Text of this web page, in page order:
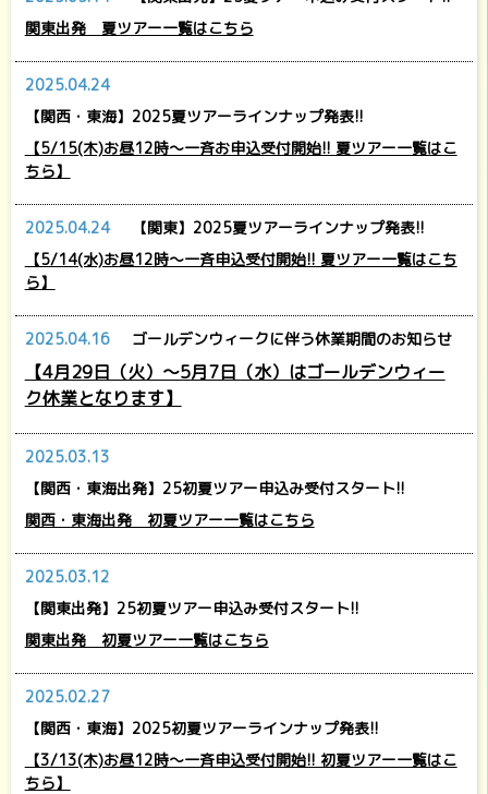
関東出発 夏ツアー一覧はこちら
2025.04.24
【関西・東海】2025夏ツアーラインナップ発表!!
【5/15(木)お昼12時～一斉お申込受付開始!! 夏ツアー一覧はこ
ちら】
2025.04.24
【関東】2025夏ツアーラインナップ発表!!
【5/14(水)お昼12時～一斉申込受付開始!! 夏ツアー一覧はこち
ら】
2025.04.16 ゴールデンウィークに伴う休業期間のお知らせ
【4月29日（火）～5月7日（水）はゴールデンウィー
ク休業となります】
2025.03.13
【関西・東海出発】25初夏ツアー申込み受付スタート!!
関西・東海出発 初夏ツアー一覧はこちら
2025.03.12
【関東出発】25初夏ツアー申込み受付スタート!!
関東出発 初夏ツアー一覧はこちら
2025.02.27
【関西・東海】2025初夏ツアーラインナップ発表!!
【3/13(木)お昼12時～一斉申込受付開始!! 初夏ツアー一覧はこ
ちら】